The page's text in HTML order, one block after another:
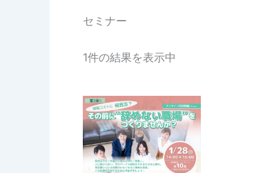
セミナー
1件の結果を表示中